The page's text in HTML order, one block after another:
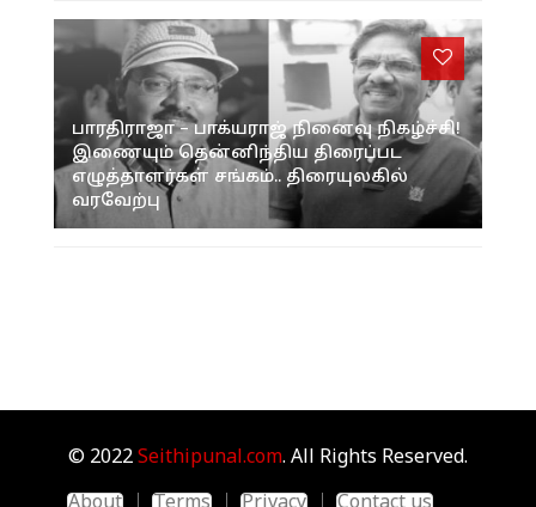
பாரதிராஜா – பாக்யராஜ் நினைவு நிகழ்ச்சி!
இணையும் தென்னிந்திய திரைப்பட
எழுத்தாளர்கள் சங்கம்.. திரையுலகில்
வரவேற்பு
© 2022 Seithipunal.com. All Rights Reserved.